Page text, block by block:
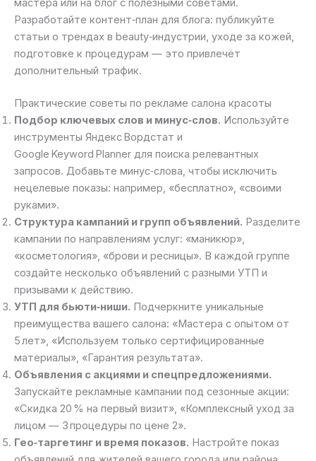
мастера или на блог с полезными советами.
Разработайте контент‑план для блога: публикуйте
статьи о трендах в beauty‑индустрии, уходе за кожей,
подготовке к процедурам — это привлечёт
дополнительный трафик.
Практические советы по рекламе салона красоты
Подбор ключевых слов и минус‑слов. Используйте
инструменты Яндекс Вордстат и
Google Keyword Planner для поиска релевантных
запросов. Добавьте минус‑слова, чтобы исключить
нецелевые показы: например, «бесплатно», «своими
руками».
Структура кампаний и групп объявлений. Разделите
кампании по направлениям услуг: «маникюр»,
«косметология», «брови и ресницы». В каждой группе
создайте несколько объявлений с разными УТП и
призывами к действию.
УТП для бьюти‑ниши. Подчеркните уникальные
преимущества вашего салона: «Мастера с опытом от
5 лет», «Используем только сертифицированные
материалы», «Гарантия результата».
Объявления с акциями и спецпредложениями.
Запускайте рекламные кампании под сезонные акции:
«Скидка 20 % на первый визит», «Комплексный уход за
лицом — 3 процедуры по цене 2».
Гео‑таргетинг и время показов. Настройте показ